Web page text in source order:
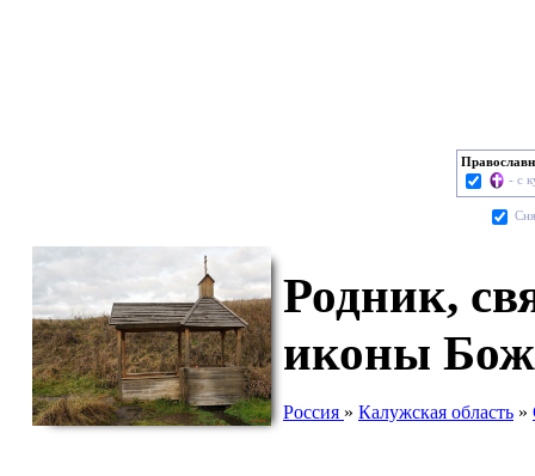
- с
Родник,
иконы
Россия » Калужская область »